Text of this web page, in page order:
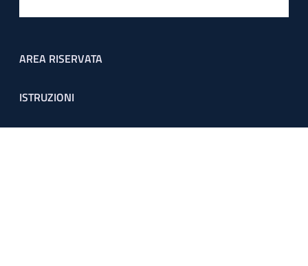
Footer menu
AREA RISERVATA
ISTRUZIONI